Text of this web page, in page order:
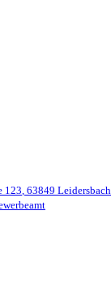
123 63849 Leidersbach